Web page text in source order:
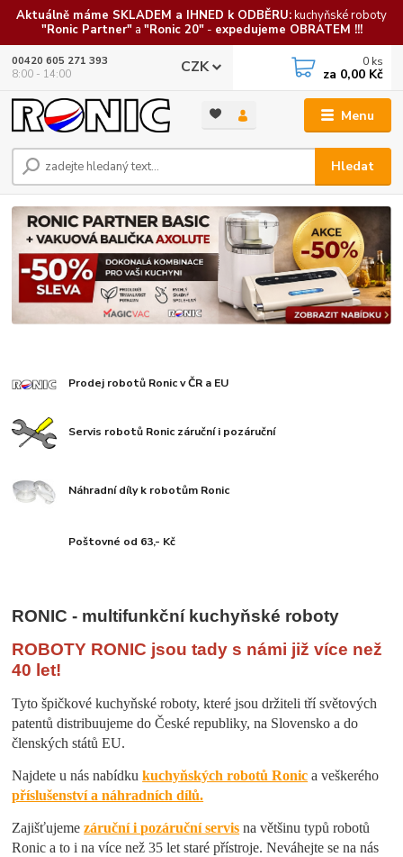
Aktuálně máme SKLADEM a IHNED k ODBĚRU:kuchyňské roboty
"Ronic Partner"a "Ronic 20"- expedujeme OBRATEM !!!
Menu
CZK
Hledat
00420 605 271 393
8:00 - 14:00
0 ks
za 0,00 Kč
Prodej robotů Ronic v ČR a EU
Servis robotů Ronic záruční i pozáruční
Náhradní díly k robotům Ronic
Poštovné od 63,- Kč
RONIC - multifunkční kuchyňské roboty
ROBOTY RONIC jsou tady s námi již více než
40 let!
Tyto špičkové kuchyňské roboty, které jsou držiteli tří světových
patentů distribuujeme do České republiky, na Slovensko a do
členských států EU.
Najdete u nás nabídkukuchyňských robotů Ronic a veškerého
příslušenství a náhradních dílů.
Zajišťujemezáruční i pozáruční servis na většinu typů robotů
Ronic a to i na více než 35 let staré přístroje.Neváhejte se na nás